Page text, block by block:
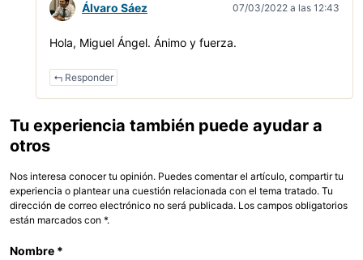
Álvaro Sáez 07/03/2022 a las 12:43
Hola, Miguel Ángel. Ánimo y fuerza.
Responder
Tu experiencia también puede ayudar a
otros
Nos interesa conocer tu opinión. Puedes comentar el artículo, compartir tu
experiencia o plantear una cuestión relacionada con el tema tratado. Tu
dirección de correo electrónico no será publicada. Los campos obligatorios
están marcados con *.
Nombre *